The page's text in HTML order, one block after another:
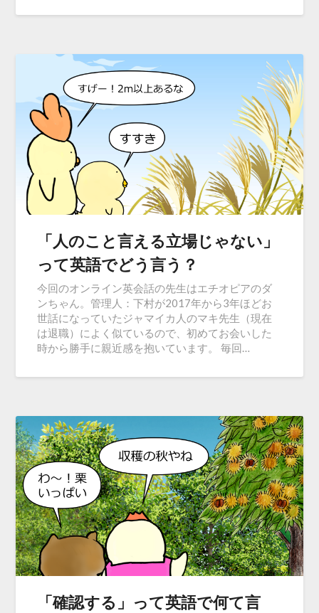
「人のこと言える立場じゃない」
って英語でどう言う？
今回のオンライン英会話の先生はエチオピアのダ
ンちゃん。管理人：下村が2017年から3年ほどお
世話になっていたジャマイカ人のマキ先生（現在
は退職）によく似ているので、初めてお会いした
時から勝手に親近感を抱いています。 毎回…
「確認する」って英語で何て言